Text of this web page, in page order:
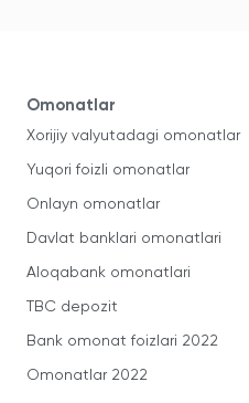
Omonatlar
Xorijiy valyutadagi omonatlar
Yuqori foizli omonatlar
Onlayn omonatlar
Davlat banklari omonatlari
Aloqabank omonatlari
TBC depozit
Bank omonat foizlari 2022
Omonatlar 2022